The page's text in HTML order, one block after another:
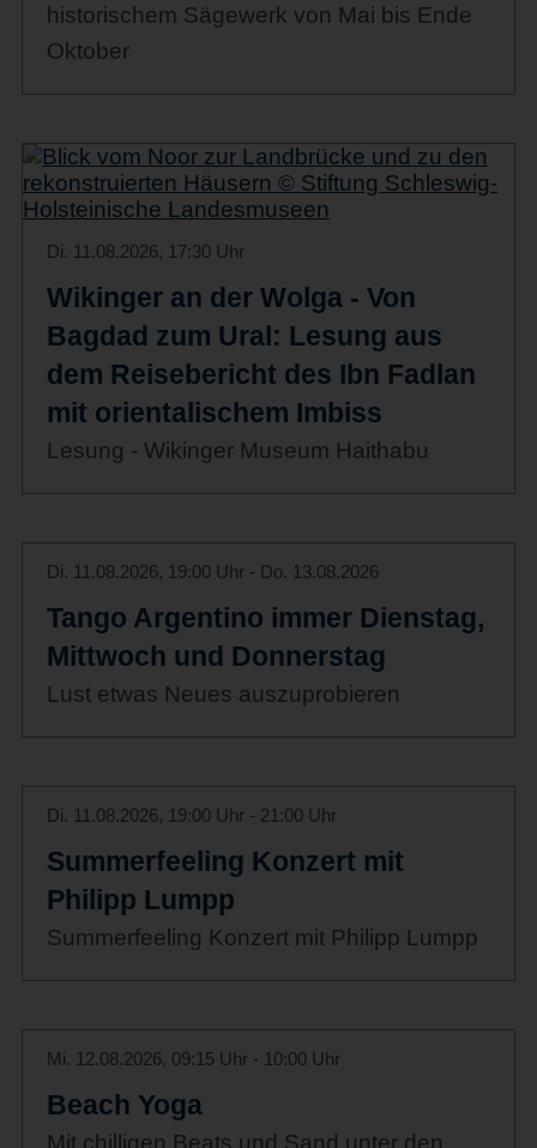
historischem Sägewerk von Mai bis Ende
Oktober
Di. 11.08.2026, 17:30 Uhr
Wikinger an der Wolga - Von
Bagdad zum Ural: Lesung aus
dem Reisebericht des Ibn Fadlan
mit orientalischem Imbiss
Lesung - Wikinger Museum Haithabu
Di. 11.08.2026, 19:00 Uhr - Do. 13.08.2026
Tango Argentino immer Dienstag,
Mittwoch und Donnerstag
Lust etwas Neues auszuprobieren
Di. 11.08.2026, 19:00 Uhr - 21:00 Uhr
Summerfeeling Konzert mit
Philipp Lumpp
Summerfeeling Konzert mit Philipp Lumpp
Mi. 12.08.2026, 09:15 Uhr - 10:00 Uhr
Beach Yoga
Mit chilligen Beats und Sand unter den